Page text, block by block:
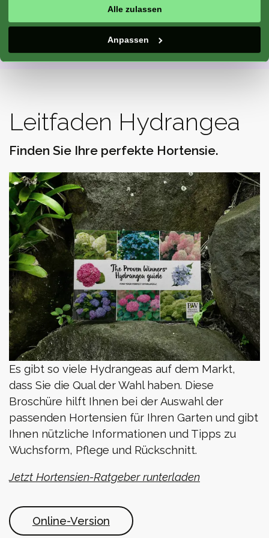
Alle zulassen
Anpassen
Online-Version
Leitfaden Hydrangea
Finden Sie Ihre perfekte Hortensie.
Es gibt so viele Hydrangeas auf dem Markt,
dass Sie die Qual der Wahl haben. Diese
Broschüre hilft Ihnen bei der Auswahl der
passenden Hortensien für Ihren Garten und gibt
Ihnen nützliche Informationen und Tipps zu
Wuchsform, Pflege und Rückschnitt.
Jetzt Hortensien-Ratgeber runterladen
Online-Version